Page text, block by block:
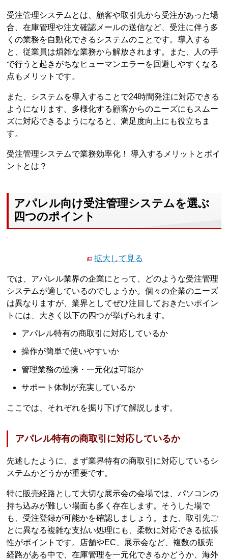
受注管理システムとは、顧客や取引先から受注があった場
合、在庫管理や注文確認メールの送信など、受注に伴う多
くの業務を自動化できるシステムのことです。導入する
と、従業員は煩雑な業務から解放されます。また、人の手
で行うと起きがちなヒューマンエラーを回避しやすくなる
点もメリットです。
また、システムを導入することで24時間発注に対応できる
ようになります。多様化する顧客からのニーズにもスムー
ズに対応できるようになると、満足度向上にも役立ちま
す。
受注管理システムで業務効率化！ 導入するメリットとポイ
ントとは？
アパレル向け受注管理システムを選ぶ
四つのポイント
拡大して見る
では、アパレル業界の企業にとって、どのような受注管理
システムが適しているのでしょうか。個々の企業のニーズ
は異なりますが、業界としてぜひ注目しておきたいポイン
トには、大きく以下の四つが挙げられます。
アパレル特有の商取引に対応しているか
操作が簡単で使いやすいか
管理業務の連携・一元化は可能か
サポート体制が充実しているか
ここでは、それぞれを掘り下げて解説します。
アパレル特有の商取引に対応しているか
先述したように、まず業界特有の商取引に対応しているシ
ステムかどうかが重要です。
特に販売経路として大切な展示会の会場では、パソコンの
持ち込みが難しい場面も多く存在します。そうした場で
も、受注登録が可能かを確認しましょう。また、取引先ご
とに異なる複雑な支払い処理にも、柔軟に対応できる拡張
性がポイントです。店舗やEC、展示会など、複数の販売
経路がある中で、在庫管理を一元化できるかどうか、海外